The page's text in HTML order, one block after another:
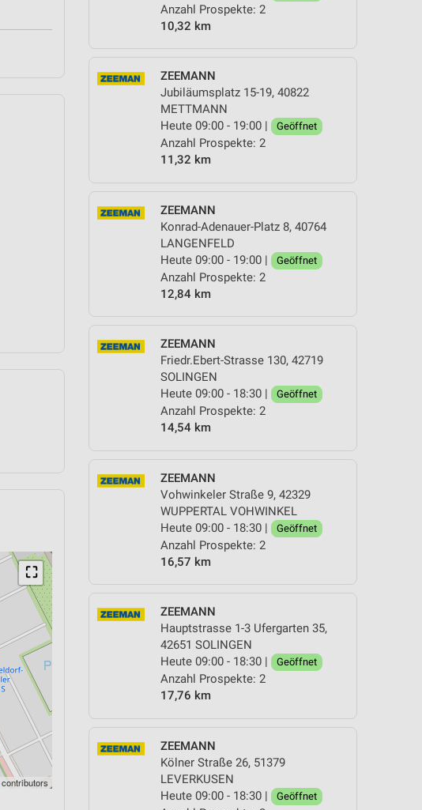
Anzahl Prospekte: 2
10,32 km
ZEEMANN
Jubiläumsplatz 15-19, 40822
METTMANN
Heute 09:00 - 19:00 |
Geöffnet
Anzahl Prospekte: 2
11,32 km
ZEEMANN
Konrad-Adenauer-Platz 8, 40764
LANGENFELD
Heute 09:00 - 19:00 |
Geöffnet
Anzahl Prospekte: 2
12,84 km
ZEEMANN
Friedr.Ebert-Strasse 130, 42719
SOLINGEN
Heute 09:00 - 18:30 |
Geöffnet
Anzahl Prospekte: 2
14,54 km
ZEEMANN
Vohwinkeler Straße 9, 42329
WUPPERTAL VOHWINKEL
Heute 09:00 - 18:30 |
Geöffnet
Anzahl Prospekte: 2
16,57 km
ZEEMANN
Hauptstrasse 1-3 Ufergarten 35,
42651 SOLINGEN
Heute 09:00 - 18:30 |
Geöffnet
Anzahl Prospekte: 2
17,76 km
ZEEMANN
Kölner Straße 26, 51379
LEVERKUSEN
Heute 09:00 - 18:30 |
Geöffnet
⛶
contributors